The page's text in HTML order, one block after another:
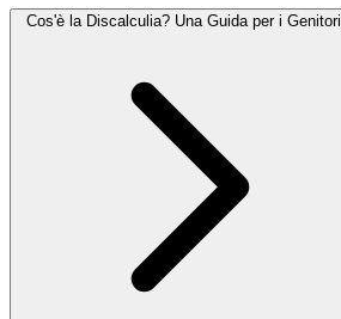
Cos'è la Discalculia? Una Guida per i Genitori